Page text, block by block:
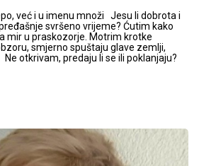
već i u imenu množi Jesu li dobrota i
svršeno vrijeme? Ćutim kako
mir u praskozorje. Motrim krotke
smjerno spuštaju glave zemlji,
otkrivam, predaju li se ili poklanjaju?